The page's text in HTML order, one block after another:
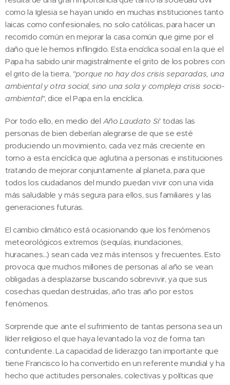
como la Iglesia se hayan unido en muchas instituciones tanto
laicas como confesionales, no solo católicas, para hacer un
recorrido común en mejorar la casa común que gime por el
daño que le hemos inflingido. Esta encíclica social en la que el
Papa ha sabido unir magistralmente el grito de los pobres con
el grito de la tierra, "porque no hay dos crisis separadas, una
ambiental y otra social, sino una sola y compleja crisis socio-
ambiental", dice el Papa en la encíclica.
Por todo ello, en medio del Año Laudato Si'todas las
personas de bien deberían alegrarse de que se esté
produciendo un movimiento, cada vez más creciente en
torno a esta encíclica que aglutina a personas e instituciones
tratando de mejorar conjuntamente al planeta, para que
todos los ciudadanos del mundo puedan vivir con una vida
más saludable y más segura para ellos, sus familiares y las
generaciones futuras.
El cambio climático está ocasionando que los fenómenos
meteorológicos extremos (sequías, inundaciones,
huracanes...) sean cada vez más intensos y frecuentes. Esto
provoca que muchos millones de personas al año se vean
obligadas a desplazarse buscando sobrevivir, ya que sus
cosechas quedan destruidas, año tras año por estos
fenómenos.
Sorprende que ante el sufrimiento de tantas persona sea un
líder religioso el que haya levantado la voz de forma tan
contundente. La capacidad de liderazgo tan importante que
tiene Francisco lo ha convertido en un referente mundial y ha
hecho que actitudes personales, colectivas y políticas que